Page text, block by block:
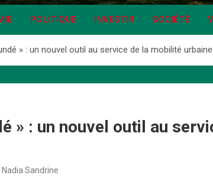
POLITIQUE INVESTIR SOCIÉTÉ
» : un nouvel outil au service de la mobilité urbaine
» : un nouvel outil au
Sandrine